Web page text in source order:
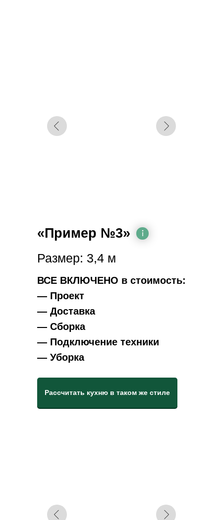
ВСЕ ВКЛЮЧЕНО в стоимость:
— Проект
— Доставка
— Сборка
— Подключение техники
— Уборка
«Пример №3»
Размер: 3,4 м
Рассчитать кухню в таком же стиле